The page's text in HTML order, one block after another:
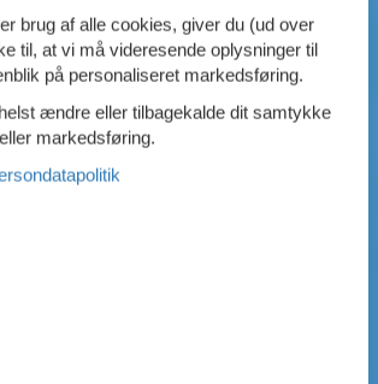
brug af alle cookies, giver du (ud over
til, at vi må videresende oplysninger til
på personaliseret markedsføring.
ændre eller tilbagekalde dit samtykke
markedsføring.